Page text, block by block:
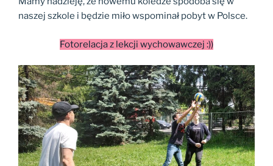
naszej szkole i będzie miło wspominał pobyt w Polsce.
Fotorelacja z lekcji wychowawczej :))